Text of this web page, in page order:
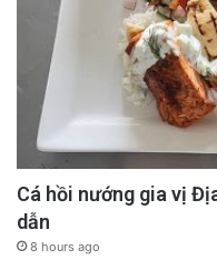
Cá hồi nướng gia vị
dẫn
8 hours ago